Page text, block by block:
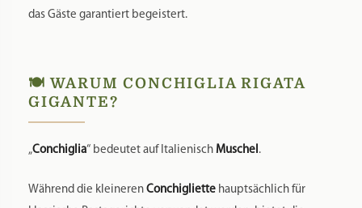
das Gäste garantiert begeistert.
🍽️ WARUM CONCHIGLIA RIGATA
GIGANTE?
„Conchiglia“ bedeutet auf Italienisch Muschel .
Während die kleineren Conchigliette hauptsächlich für